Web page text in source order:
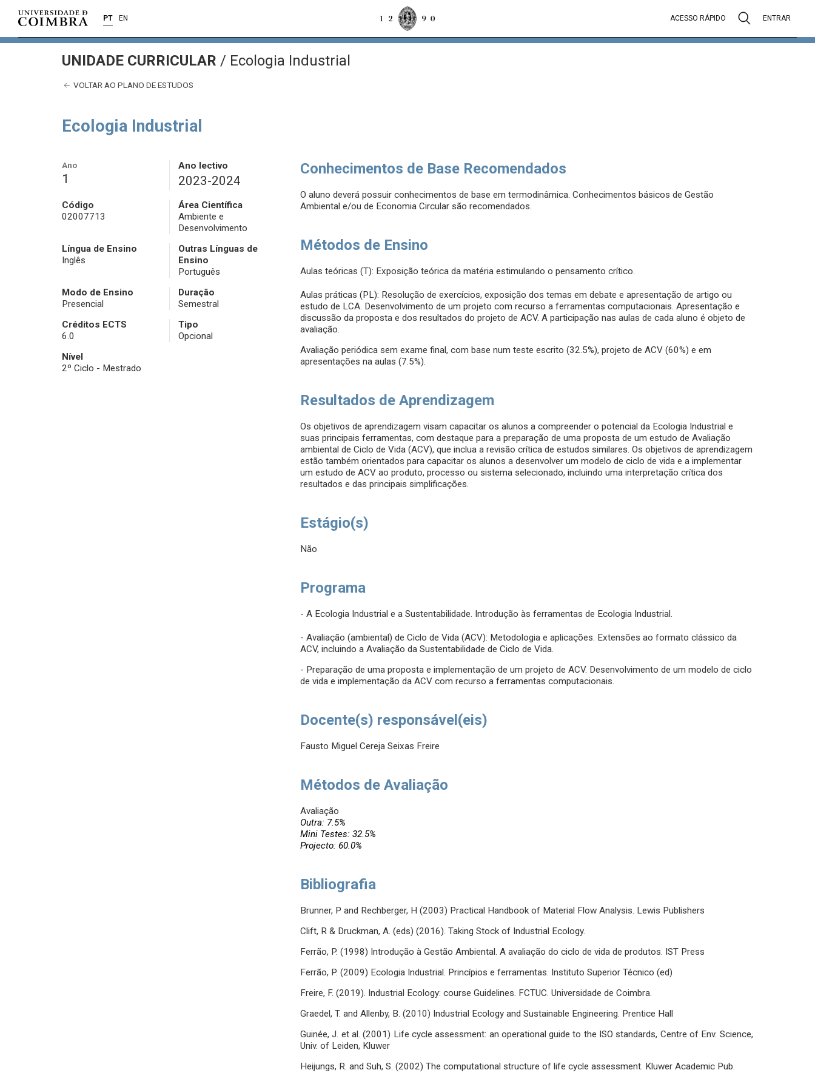
PT EN ACESSO RÁPIDO ENTRAR
UNIDADE CURRICULAR / Ecologia Industrial
VOLTAR AO PLANO DE ESTUDOS
Ecologia Industrial
Ano
1
Ano lectivo
2023-2024
Código
02007713
Área Científica
Ambiente e
Desenvolvimento
Língua de Ensino
Inglês
Outras Línguas de
Ensino
Português
Modo de Ensino
Presencial
Duração
Semestral
Créditos ECTS
6.0
Tipo
Opcional
Nível
2º Ciclo - Mestrado
Conhecimentos de Base Recomendados
O aluno deverá possuir conhecimentos de base em termodinâmica. Conhecimentos básicos de Gestão
Ambiental e/ou de Economia Circular são recomendados.
Métodos de Ensino
Aulas teóricas (T): Exposição teórica da matéria estimulando o pensamento crítico.
Aulas práticas (PL): Resolução de exercícios, exposição dos temas em debate e apresentação de artigo ou
estudo de LCA. Desenvolvimento de um projeto com recurso a ferramentas computacionais. Apresentação e
discussão da proposta e dos resultados do projeto de ACV. A participação nas aulas de cada aluno é objeto de
avaliação.
Avaliação periódica sem exame final, com base num teste escrito (32.5%), projeto de ACV (60%) e em
apresentações na aulas (7.5%).
Resultados de Aprendizagem
Os objetivos de aprendizagem visam capacitar os alunos a compreender o potencial da Ecologia Industrial e
suas principais ferramentas, com destaque para a preparação de uma proposta de um estudo de Avaliação
ambiental de Ciclo de Vida (ACV), que inclua a revisão crítica de estudos similares. Os objetivos de aprendizagem
estão também orientados para capacitar os alunos a desenvolver um modelo de ciclo de vida e a implementar
um estudo de ACV ao produto, processo ou sistema selecionado, incluindo uma interpretação crítica dos
resultados e das principais simplificações.
Estágio(s)
Não
Programa
- A Ecologia Industrial e a Sustentabilidade. Introdução às ferramentas de Ecologia Industrial.
- Avaliação (ambiental) de Ciclo de Vida (ACV): Metodologia e aplicações. Extensões ao formato clássico da
ACV, incluindo a Avaliação da Sustentabilidade de Ciclo de Vida.
- Preparação de uma proposta e implementação de um projeto de ACV. Desenvolvimento de um modelo de ciclo
de vida e implementação da ACV com recurso a ferramentas computacionais.
Docente(s) responsável(eis)
Fausto Miguel Cereja Seixas Freire
Métodos de Avaliação
Avaliação
Outra: 7.5%
Mini Testes: 32.5%
Projecto: 60.0%
Bibliografia
Brunner, P and Rechberger, H (2003) Practical Handbook of Material Flow Analysis. Lewis Publishers
Clift, R & Druckman, A. (eds) (2016). Taking Stock of Industrial Ecology.
Ferrão, P. (1998) Introdução à Gestão Ambiental. A avaliação do ciclo de vida de produtos. IST Press
Ferrão, P. (2009) Ecologia Industrial. Princípios e ferramentas. Instituto Superior Técnico (ed)
Freire, F. (2019). Industrial Ecology: course Guidelines. FCTUC. Universidade de Coimbra.
Graedel, T. and Allenby, B. (2010) Industrial Ecology and Sustainable Engineering. Prentice Hall
Guinée, J. et al. (2001) Life cycle assessment: an operational guide to the ISO standards, Centre of Env. Science,
Univ. of Leiden, Kluwer
Heijungs, R. and Suh, S. (2002) The computational structure of life cycle assessment. Kluwer Academic Pub.